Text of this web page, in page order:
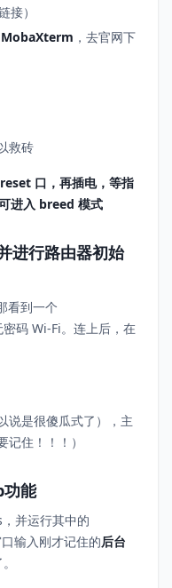
）
MobaXterm ，去官网下
救砖
口，再插电，等指
进入 breed 模式
进行路由器初始
看到一个
码 Wi-Fi。连上后，在
说是很傻瓜式了），主
记住！！！）
能
并运行其中的
输入刚才记住的后台